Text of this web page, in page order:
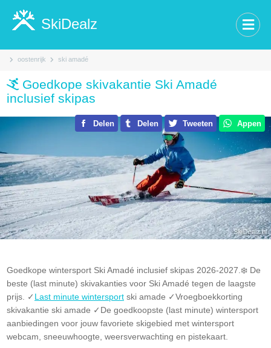
oostenrijk ski amadé
SkiDealz
Goedkope skivakantie Ski Amadé
inclusief skipas
Delen Delen Tweeten Appen
Goedkope wintersport Ski Amadé inclusief skipas 2026-2027.❄️ De
beste (last minute) skivakanties voor Ski Amadé tegen de laagste
prijs. ✓ Last minute wintersport ski amade ✓Vroegboekkorting
skivakantie ski amade ✓De goedkoopste (last minute) wintersport
aanbiedingen voor jouw favoriete skigebied met wintersport
webcam, sneeuwhoogte, weersverwachting en pistekaart.